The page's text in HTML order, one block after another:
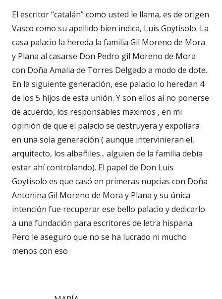
El escritor “catalán” como usted le llama, es de origen
Vasco como su apellido bien indica, Luis Goytisolo. La
casa palacio la hereda la familia Gil Moreno de Mora
y Plana al casarse Don Pedro gil Moreno de Mora
con Doña Amalia de Torres Delgado a modo de dote.
En la siguiente generación, ese palacio lo heredan 4
de los 5 hijos de esta unión. Y son ellos al no ponerse
de acuerdo, los responsables maximos , en mi
opinión de que el palacio se destruyera y expoliara
en una sola generación ( aunque intervinieran el,
arquitecto, los albañiles... alguien de la familia debía
estar ahí controlando). El papel de Don Luis
Goytisolo es que casó en primeras nupcias con Doña
Antonina Gil Moreno de Mora y Plana y su única
intención fue recuperar ese bello palacio y dedicarlo
a una fundación para escritores de letra hispana.
Pero le aseguro que no se ha lucrado ni mucho
menos con eso